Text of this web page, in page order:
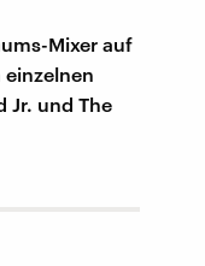
Mixer auf
einzelnen
Jr. und The